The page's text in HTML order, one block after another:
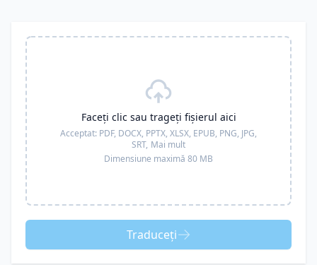
Faceți clic sau trageți fișierul aici
Acceptat: PDF, DOCX, PPTX, XLSX, EPUB, PNG, JPG,
SRT, Mai mult
Dimensiune maximă 80 MB
Traduceți